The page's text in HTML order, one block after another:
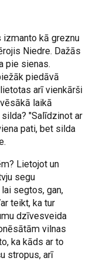
kā greznu
Niedre. Dažās
pie sienas.
piedāvā
arī vienkārši
laikā
"Salīdzinot ar
pati, bet silda
Lietojot un
segu
segtos, gan,
teikt, ka tur
dzīvesveida
vilnas
ka kāds ar to
stropus, arī